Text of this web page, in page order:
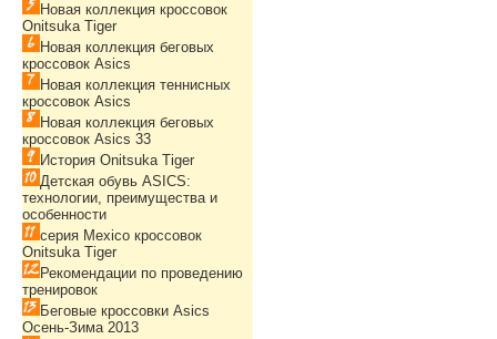
Новая коллекция кроссовок
Onitsuka Tiger
Новая коллекция беговых
кроссовок Asics
Новая коллекция теннисных
кроссовок Asics
Новая коллекция беговых
кроссовок Asics 33
История Onitsuka Tiger
Детская обувь ASICS:
технологии, преимущества и
особенности
серия Mexico кроссовок
Onitsuka Tiger
Рекомендации по проведению
тренировок
Беговые кроссовки Asics
Осень-Зима 2013